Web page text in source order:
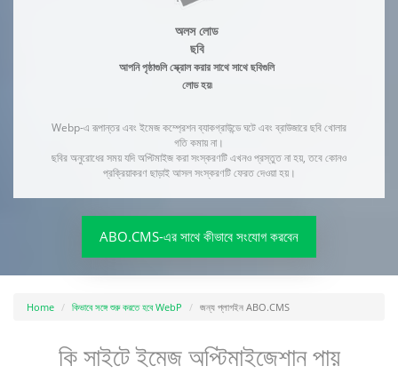
অলস লোড
ছবি
আপনি পৃষ্ঠাগুলি স্ক্রোল করার সাথে সাথে ছবিগুলি
লোড হয়৷
Webp-এ রূপান্তর এবং ইমেজ কম্প্রেশন ব্যাকগ্রাউন্ডে ঘটে এবং ব্রাউজারে ছবি খোলার
গতি কমায় না।
ছবির অনুরোধের সময় যদি অপ্টিমাইজ করা সংস্করণটি এখনও প্রস্তুত না হয়, তবে কোনও
প্রক্রিয়াকরণ ছাড়াই আসল সংস্করণটি ফেরত দেওয়া হয়।
ABO.CMS-এর সাথে কীভাবে সংযোগ করবেন
Home কিভাবে সঙ্গে শুরু করতে হবে WebP জন্য প্লাগইন ABO.CMS
কি সাইটে ইমেজ অপ্টিমাইজেশান পায়